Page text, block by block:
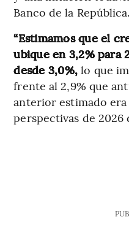
Banco de la República.
“Estimamos que el
ubique en 3,2% para
desde 3,0%,lo que
frente al 2,9% que
anterior estimado era
perspectivas de 2026